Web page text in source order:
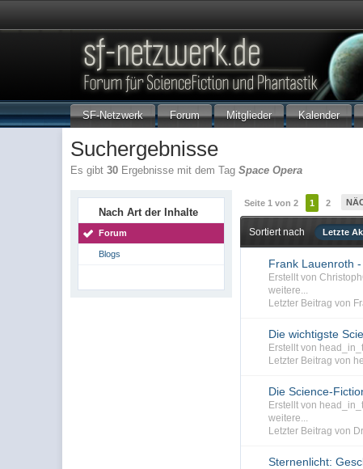
SF-Netzwerk Forum Mitglieder Kalender
Suchergebnisse
Es gibt30 Ergebnisse mit dem TagSpace Opera
Nach Art der Inhalte
Forum
Blogs
Seite 1 von 2 1 2
Sortiert nach Letzte
Frank Lauenroth
Erstellt von
weitere...
Letzter Beitrag von
Die wichtigste
Erstellt von
Letzter Beitrag von
Die Science-
Erstellt von
weitere...
Letzter Beitrag von
Sternenlicht: